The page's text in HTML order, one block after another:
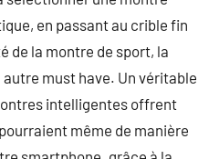
en passant au crible fin
de la montre de sport, la
must have. Un véritable
intelligentes offrent
même de manière